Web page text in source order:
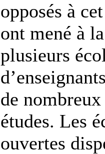
opposés à
ont mené à
plusieurs
de
études. Les
ouvertes